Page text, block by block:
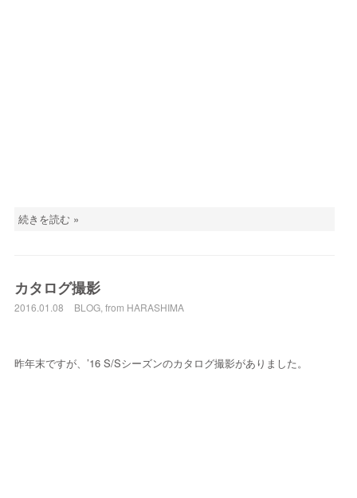
続きを読む »
カタログ撮影
2016.01.08 BLOG, from HARASHIMA
昨年末ですが、’16 S/Sシーズンのカタログ撮影がありました。